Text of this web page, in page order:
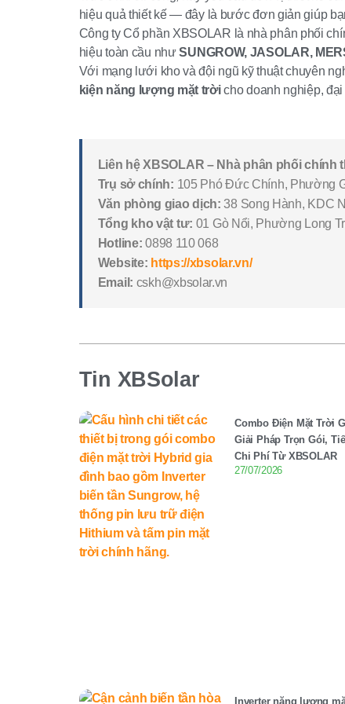
hiệu quả thiết kế — đây là bước đơn giản giúp
Công ty Cổ phần XBSOLAR là nhà phân phối
hiệu toàn cầu nhưSUNGROW, JASOLAR,
Với mạng lưới kho và đội ngũ kỹ thuật chuyên
kiện năng lượng mặt trờicho doanh nghiệp, đại
Liên hệ XBSOLAR – Nhà phân phối
Trụ sở chính: 105 Phó Đức Chính, Phường
Văn phòng giao dịch: 38 Song Hành, KDC
Tổng kho vật tư: 01 Gò Nổi, Phường Long
Hotline: 0898 110 068
Website: https://xbsolar.vn/
Email: cskh@xbsolar.vn
Tin XBSolar
Combo Điện Mặt Trời
Giải Pháp Trọn Gói,
Chi Phí Từ XBSOLAR
27/07/2026
Inverter năng lượng